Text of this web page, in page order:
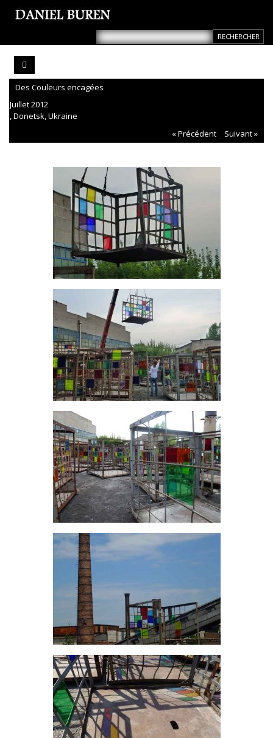
Des Couleurs encagées
Juillet 2012
, Donetsk, Ukraine
« Précédent
Suivant »